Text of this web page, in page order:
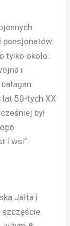
tylko około
i
lat 50-tych XX
był
i wsi”.
Jałta i
szczęście